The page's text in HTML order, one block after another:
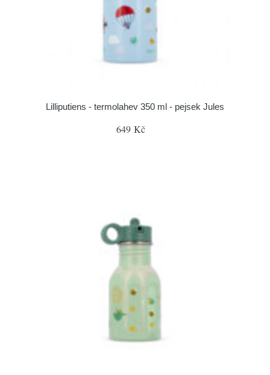
Lilliputiens - termolahev 350 ml - pejsek Jules
649 Kč